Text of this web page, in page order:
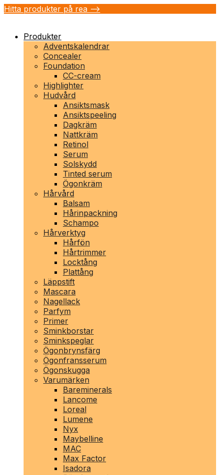
Hitta produkter på rea -->
Produkter
Adventskalendrar
Concealer
Foundation
CC-cream
Highlighter
Hudvård
Ansiktsmask
Ansiktspeeling
Dagkräm
Nattkräm
Retinol
Serum
Solskydd
Tinted serum
Ögonkräm
Hårvård
Balsam
Hårinpackning
Schampo
Hårverktyg
Hårfön
Hårtrimmer
Locktång
Plattång
Läppstift
Mascara
Nagellack
Parfym
Primer
Sminkborstar
Sminkspeglar
Ögonbrynsfärg
Ögonfransserum
Ögonskugga
Varumärken
Bareminerals
Lancome
Loreal
Lumene
Nyx
Maybelline
MAC
Max Factor
Isadora